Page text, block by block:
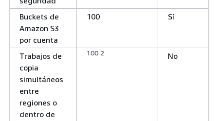
Buckets de
Amazon S3
por cuenta
100 Sí
Trabajos de
copia
simultáneos
entre
regiones o
dentro de
100 2 No